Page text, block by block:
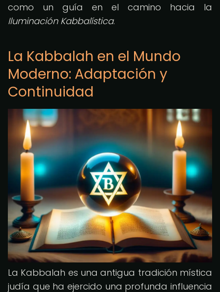
como un guía en el camino hacia la
Iluminación Kabbalística.
La Kabbalah en el Mundo
Moderno: Adaptación y
Continuidad
La Kabbalah es una antigua tradición mística
judía que ha ejercido una profunda influencia